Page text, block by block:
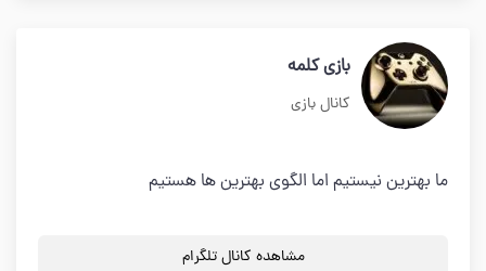
بازی کلمه
کانال بازی
ما بهترین نیستیم اما الگوی بهترین ها هستیم
مشاهده کانال تلگرام